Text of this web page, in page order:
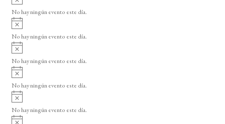
o
v
i
o
No hay ningún evento este día.
A
v
i
o
No hay ningún evento este día.
A
v
i
o
No hay ningún evento este día.
A
v
i
o
No hay ningún evento este día.
A
v
i
No hay ningún evento este día.
A